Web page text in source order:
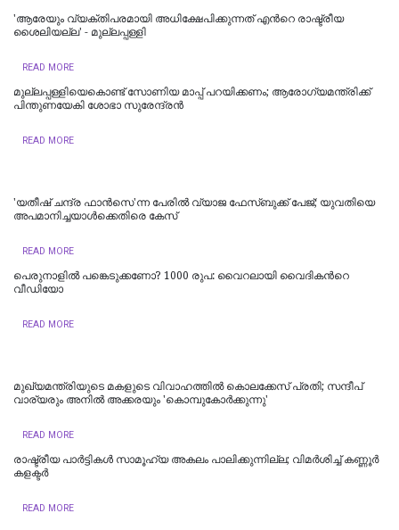
'ആരേയും വ്യക്തിപരമായി അധിക്ഷേപിക്കുന്നത് എന്‍റെ രാഷ്ട്രീയ
ശൈലിയല്ല' - മുല്ലപ്പള്ളി
READ MORE
മുല്ലപ്പള്ളിയെകൊണ്ട് സോണിയ മാപ്പ് പറയിക്കണം; ആരോഗ്യമന്ത്രിക്ക്
പിന്തുണയേകി ശോഭാ സുരേന്ദ്രന്‍
READ MORE
'യതീഷ് ചന്ദ്ര ഫാൻസെ'ന്ന പേരിൽ വ്യാജ ഫേസ്ബുക്ക് പേജ്; യുവതിയെ
അപമാനിച്ചയാൾക്കെതിരെ കേസ്
READ MORE
പെരുനാളില്‍ പങ്കെടുക്കണോ? 1000 രുപ: വൈറലായി വൈദികന്‍റെ
വീഡിയോ
READ MORE
മുഖ്യമന്ത്രിയുടെ മകളുടെ വിവാഹത്തില്‍ കൊലക്കേസ് പ്രതി; സന്ദീപ്
വാര്യരും അനില്‍ അക്കരയും 'കൊമ്പുകോർക്കുന്നു'
READ MORE
രാഷ്ട്രീയ പാർട്ടികള്‍ സാമൂഹ്യ അകലം പാലിക്കുന്നില്ല; വിമർശിച്ച് കണ്ണൂർ
കളക്ടർ
READ MORE